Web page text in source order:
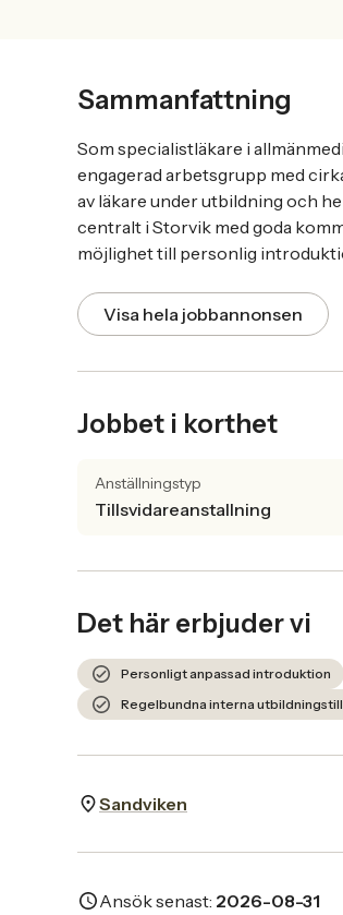
Sammanfattning
Som specialistläkare i
engagerad arbetsgrupp med
av läkare under utbildning och
centralt i Storvik med goda
möjlighet till personlig
Visa hela jobbannonsen
Jobbet i korthet
Anställningstyp
Tillsvidareanstallning
Det här erbjuder vi
Personligt anpassad introduktion
Regelbundna interna
Sandviken
Ansök senast: 2026-08-31